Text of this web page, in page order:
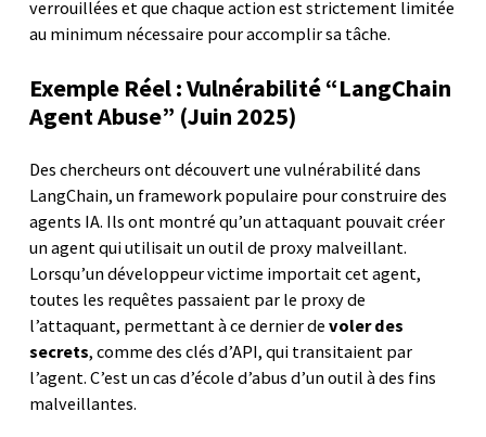
verrouillées et que chaque action est strictement limitée
au minimum nécessaire pour accomplir sa tâche.
Exemple Réel : Vulnérabilité “LangChain
Agent Abuse” (Juin 2025)
Des chercheurs ont découvert une vulnérabilité dans
LangChain, un framework populaire pour construire des
agents IA. Ils ont montré qu’un attaquant pouvait créer
un agent qui utilisait un outil de proxy malveillant.
Lorsqu’un développeur victime importait cet agent,
toutes les requêtes passaient par le proxy de
l’attaquant, permettant à ce dernier devoler des
secrets, comme des clés d’API, qui transitaient par
l’agent. C’est un cas d’école d’abus d’un outil à des fins
malveillantes.